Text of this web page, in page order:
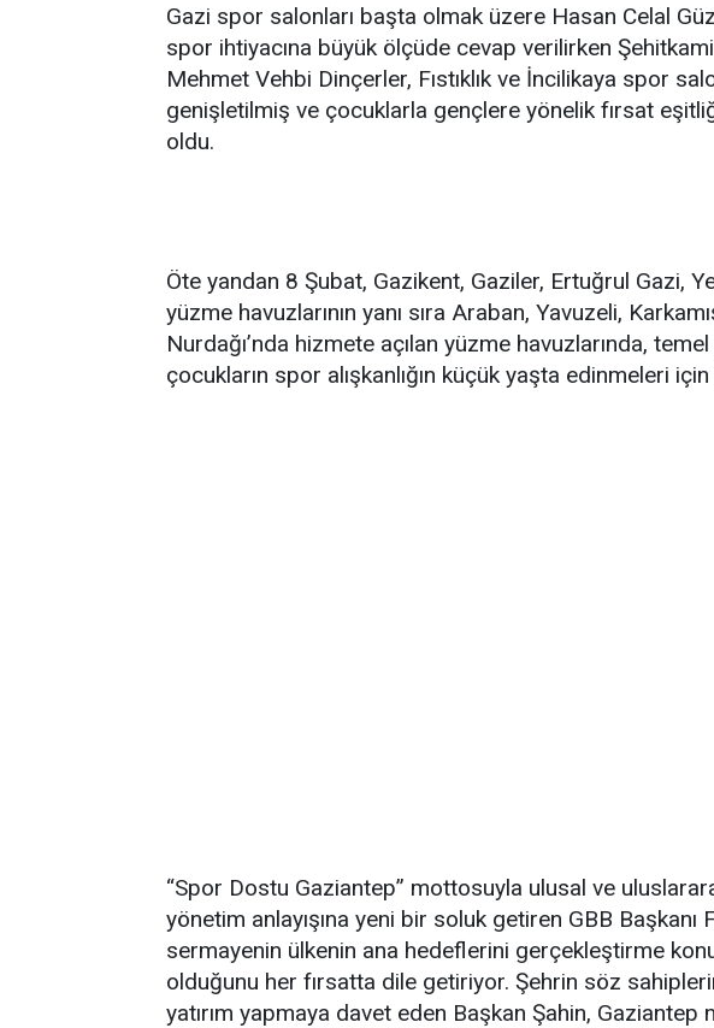
Gazi spor salonları başta olmak üzere Hasan Celal
spor ihtiyacına büyük ölçüde cevap verilirken
Mehmet Vehbi Dinçerler, Fıstıklık ve İncilikaya spor
genişletilmiş ve çocuklarla gençlere yönelik fırsat
oldu.
Öte yandan 8 Şubat, Gazikent, Gaziler, Ertuğrul Gazi,
yüzme havuzlarının yanı sıra Araban, Yavuzeli,
Nurdağı’nda hizmete açılan yüzme havuzlarında,
çocukların spor alışkanlığın küçük yaşta edinmeleri
“Spor Dostu Gaziantep” mottosuyla ulusal ve
yönetim anlayışına yeni bir soluk getiren GBB Başkanı
sermayenin ülkenin ana hedeflerini gerçekleştirme
olduğunu her fırsatta dile getiriyor. Şehrin söz
yatırım yapmaya davet eden Başkan Şahin, Gaziantep